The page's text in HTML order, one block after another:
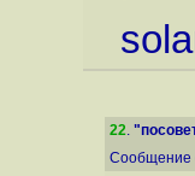
22.
Сообщение